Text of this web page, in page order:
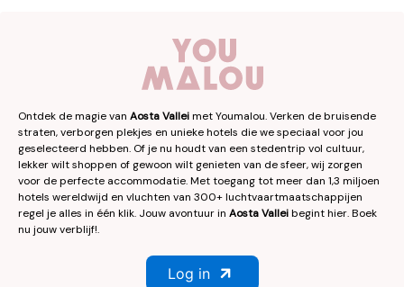
Ontdek de magie van Aosta Valleimet Youmalou. Verken de bruisende
straten, verborgen plekjes en unieke hotels die we speciaal voor jou
geselecteerd hebben. Of je nu houdt van een stedentrip vol cultuur,
lekker wilt shoppen of gewoon wilt genieten van de sfeer, wij zorgen
voor de perfecte accommodatie. Met toegang tot meer dan 1,3 miljoen
hotels wereldwijd en vluchten van 300+ luchtvaartmaatschappijen
regel je alles in één klik. Jouw avontuur in Aosta Valleibegint hier. Boek
nu jouw verblijf!.
Log in